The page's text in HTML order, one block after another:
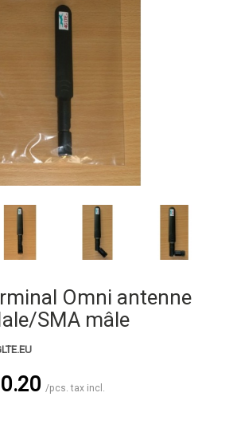
Omni antenne
SMA mâle
/pcs. tax incl.